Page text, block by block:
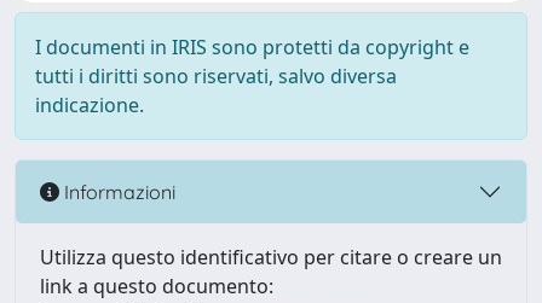
I documenti in IRIS sono protetti da copyright e
tutti i diritti sono riservati, salvo diversa
indicazione.
Informazioni
Utilizza questo identificativo per citare o creare un
link a questo documento: